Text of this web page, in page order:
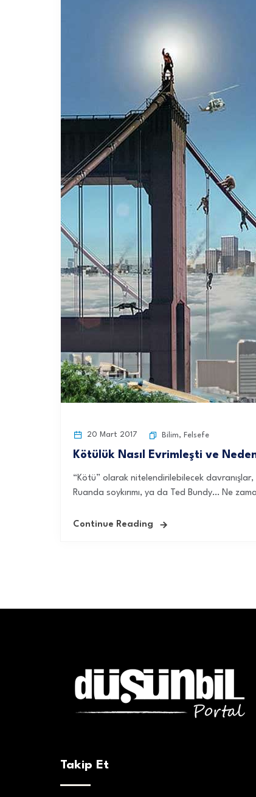
20 Mart 2017 Bilim, Felsefe
Kötülük Nasıl Evrimleşti ve
“Kötü” olarak nitelendirilebilecek
Ruanda soykırımı, ya da Ted Bundy… Ne
Continue Reading
Takip Et